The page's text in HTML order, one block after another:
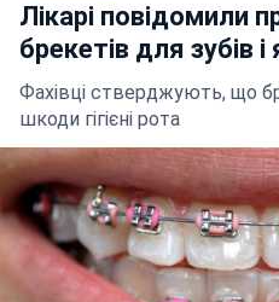
Лікарі повідомили
брекетів для зубів
Фахівці стверджують, що
шкоди гігієні рота